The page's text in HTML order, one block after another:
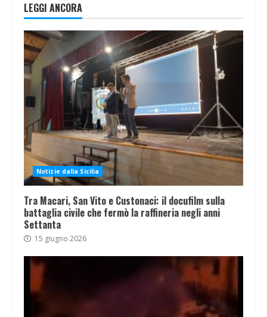
LEGGI ANCORA
Notizie dalla Sicilia
Tra Macari, San Vito e Custonaci: il docufilm sulla
battaglia civile che fermò la raffineria negli anni
Settanta
15 giugno 2026